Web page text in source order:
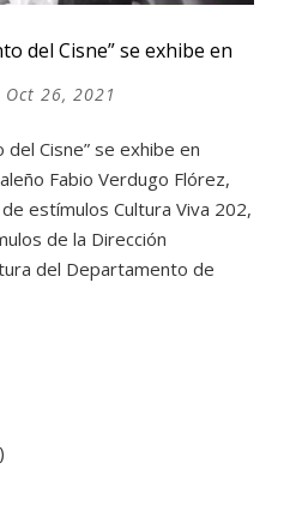
del Cisne” se exhibe en
Oct 26, 2021
del Cisne” se exhibe en
Fabio Verdugo Flórez,
estímulos Cultura Viva 202,
de la Dirección
del Departamento de